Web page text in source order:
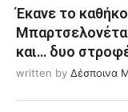
Έκανε το
Μπαρτσελονέτα
και… δυο
written by Δέσποινα